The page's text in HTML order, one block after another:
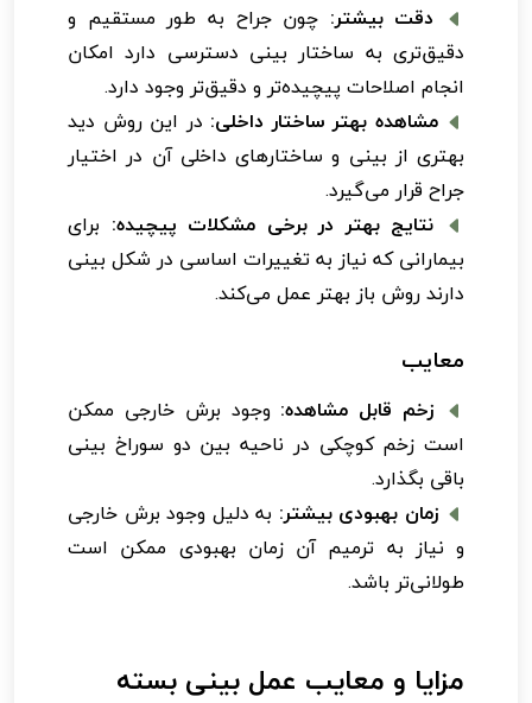
دقت بیشتر: چون جراح به طور مستقیم و
دقیق‌تری به ساختار بینی دسترسی دارد امکان
انجام اصلاحات پیچیده‌تر و دقیق‌تر وجود دارد.
مشاهده بهتر ساختار داخلی: در این روش دید
بهتری از بینی و ساختارهای داخلی آن در اختیار
جراح قرار می‌گیرد.
نتایج بهتر در برخی مشکلات پیچیده: برای
بیمارانی که نیاز به تغییرات اساسی در شکل بینی
دارند روش باز بهتر عمل می‌کند.
معایب
زخم قابل مشاهده: وجود برش خارجی ممکن
است زخم کوچکی در ناحیه بین دو سوراخ بینی
باقی بگذارد.
زمان بهبودی بیشتر: به دلیل وجود برش خارجی
و نیاز به ترمیم آن زمان بهبودی ممکن است
طولانی‌تر باشد.
مزایا و معایب عمل بینی بسته